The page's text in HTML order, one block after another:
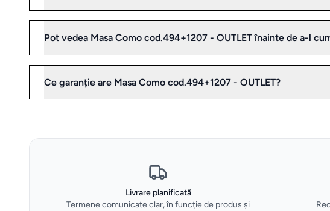
Pot vedea Masa Como cod.494+1207 - OUTLET înainte de a-l
Ce garanție are Masa Como cod.494+1207 - OUTLET?
Livrare planificată
Termene comunicate clar, în funcție de produs și